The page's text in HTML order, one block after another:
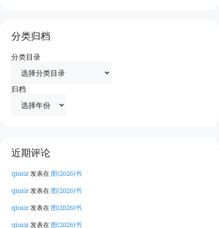
分类归档
分类目录
归档
近期评论
qiusir发表在 图(2026)书
qiusir发表在 图(2026)书
qiusir发表在 图(2026)书
qiusir发表在 图(2026)书